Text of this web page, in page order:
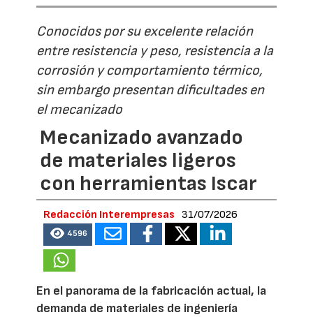
Conocidos por su excelente relación
entre resistencia y peso, resistencia a la
corrosión y comportamiento térmico,
sin embargo presentan dificultades en
el mecanizado
Mecanizado avanzado
de materiales ligeros
con herramientas Iscar
Redacción Interempresas 31/07/2026
4596
En el panorama de la fabricación actual, la
demanda de materiales de ingeniería